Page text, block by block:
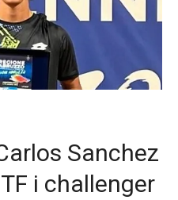
Sanchez
i challenger